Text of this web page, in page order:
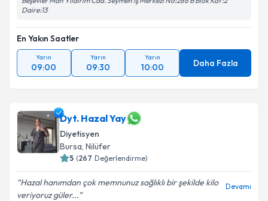
Daire:13
En Yakın Saatler
Yarın
09:00
Yarın
09:30
Yarın
10:00 Daha Fazla
Dyt. Hazal Yay
Diyetisyen
Bursa, Nilüfer
5 (267 Değerlendirme)
Hazal hanımdan çok memnunuz sağlıklı bir şekilde kilo
veriyoruz güler...
Devamı